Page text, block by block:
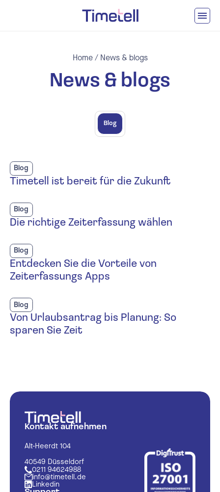
Home/ News & blogs
News & blogs
Blog
Blog
Timetell ist bereit für die Zukunft
Blog
Die richtige Zeiterfassung wählen
Blog
Entdecken Sie die Vorteile von
Zeiterfassungs Apps
Blog
Von Urlaubsantrag bis Planung: So
sparen Sie Zeit
Kontakt aufnehmen
Alt-Heerdt 104
40549 Düsseldorf
0211 94624988
info@timetell.de
Linkedin